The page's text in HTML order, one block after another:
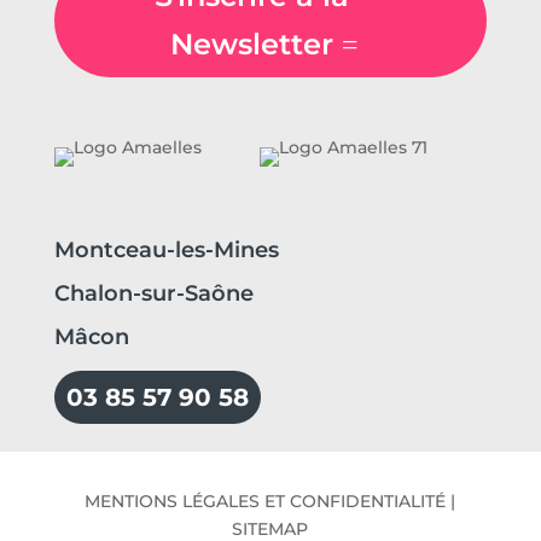
Newsletter
Montceau-les-Mines
Chalon-sur-Saône
Mâcon
03 85 57 90 58
MENTIONS LÉGALES ET CONFIDENTIALITÉ |
SITEMAP